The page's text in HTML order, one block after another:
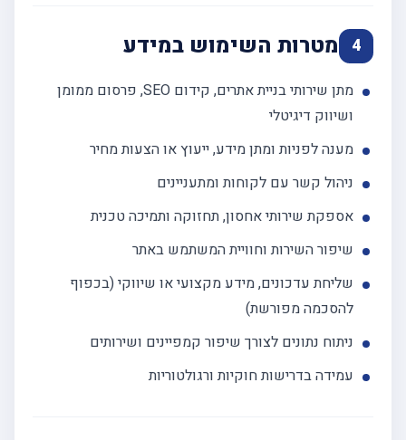
4 מטרות השימוש במידע
מתן שירותי בניית אתרים, קידום SEO, פרסום ממומן
ושיווק דיגיטלי
מענה לפניות ומתן מידע, ייעוץ או הצעות מחיר
ניהול קשר עם לקוחות ומתעניינים
אספקת שירותי אחסון, תחזוקה ותמיכה טכנית
שיפור השירות וחוויית המשתמש באתר
שליחת עדכונים, מידע מקצועי או שיווקי (בכפוף
להסכמה מפורשת)
ניתוח נתונים לצורך שיפור קמפיינים ושירותים
עמידה בדרישות חוקיות ורגולטוריות